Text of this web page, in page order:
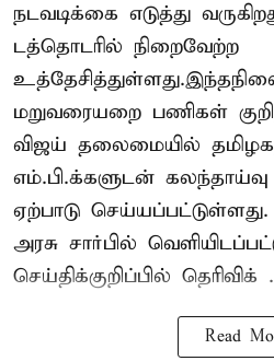
நடவடிக்கை எடுத்து
டத்தொடரில் நிறைவேற்ற
மறுவரையறை பணிகள்
விஜய் தலைமையில்
எம்.பி.க்களுடன்
ஏற்பாடு செய்யப்பட்டுள்ளது.
அரசு சார்பில்
செய்திக்குறிப்பில் தெரிவிக்
Read